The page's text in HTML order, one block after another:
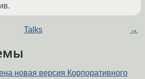
Talks →
новая версия Корпоративного